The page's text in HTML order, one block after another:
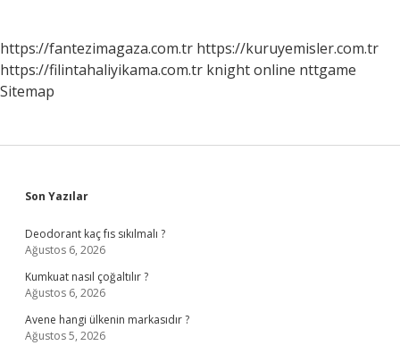
https://fantezimagaza.com.tr https://kuruyemisler.com.tr
https://filintahaliyikama.com.tr knight online nttgame
Sitemap
Sidebar
Son Yazılar
Deodorant kaç fıs sıkılmalı ?
Ağustos 6, 2026
Kumkuat nasıl çoğaltılır ?
Ağustos 6, 2026
Avene hangi ülkenin markasıdır ?
Ağustos 5, 2026